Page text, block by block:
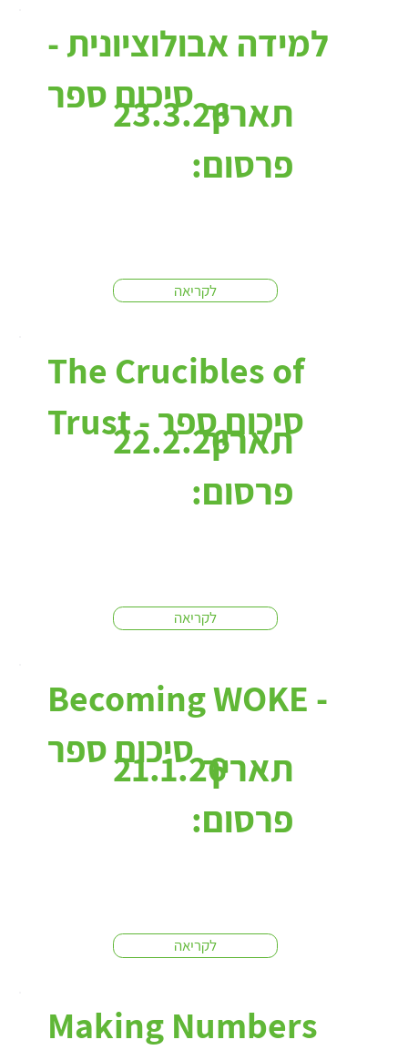
למידה אבולוציונית -
סיכום ספר
לקריאה
23.3.26תאריך
פרסום:
The Crucibles of
Trust - סיכום ספר
לקריאה
22.2.26תאריך
פרסום:
Becoming WOKE -
סיכום ספר
לקריאה
21.1.26תאריך
פרסום:
Making Numbers